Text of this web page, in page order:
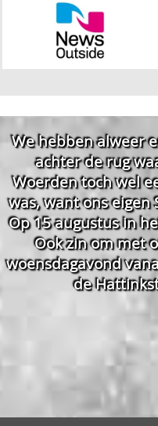
We hebben alweer
achter de rug
Woerden toch wel
was, want ons
Op 15 augustus in
Ook zin om met
woensdagavond
de